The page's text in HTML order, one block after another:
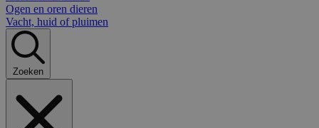
Ogen en oren dieren
Vacht, huid of pluimen
Zoeken